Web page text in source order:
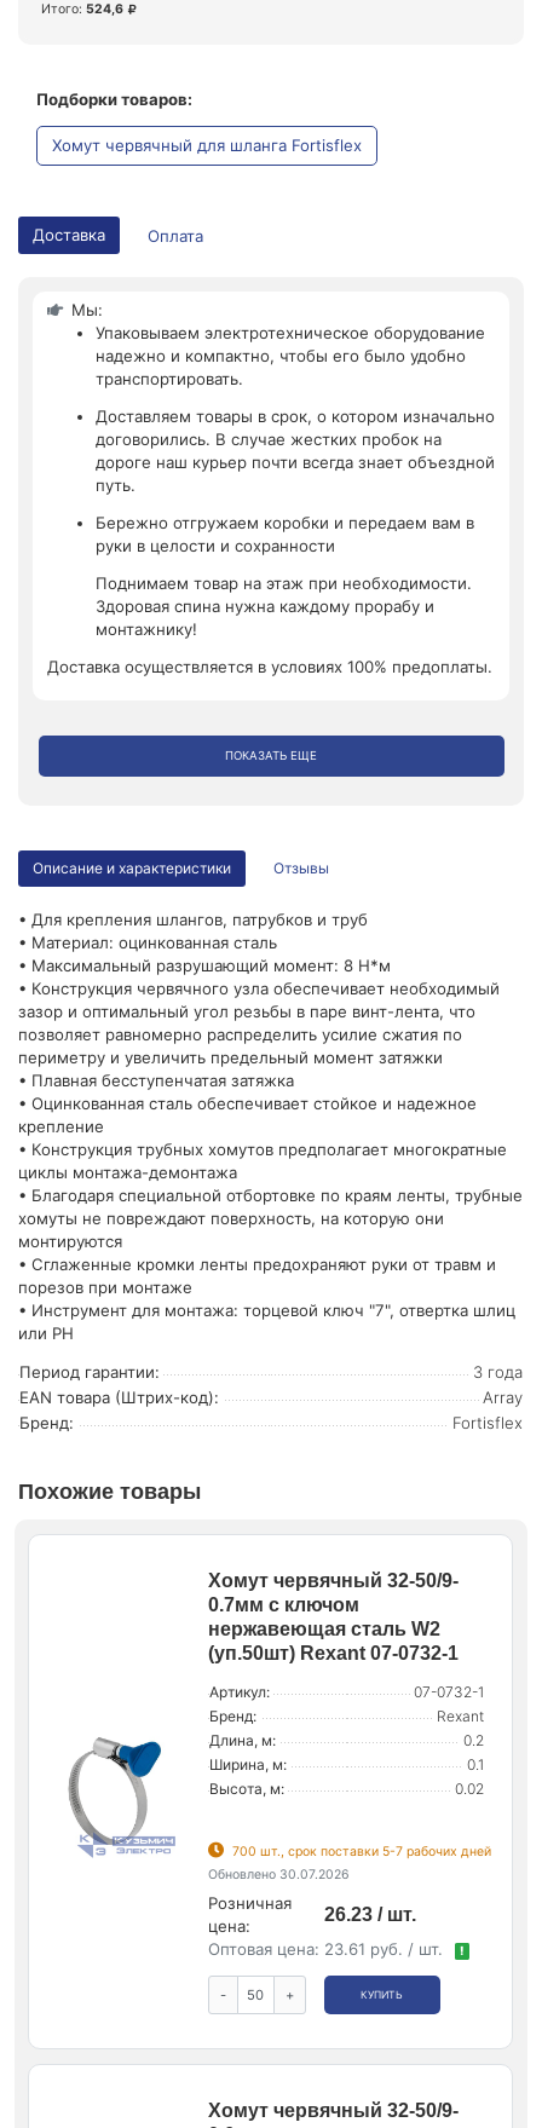
Итого: 524,6
Подборки товаров:
Хомут червячный для шланга Fortisflex
Доставка Оплата
Мы:
Упаковываем электротехническое оборудование
надежно и компактно, чтобы его было удобно
транспортировать.
Доставляем товары в срок, о котором изначально
договорились. В случае жестких пробок на
дороге наш курьер почти всегда знает объездной
путь.
Бережно отгружаем коробки и передаем вам в
руки в целости и сохранности
Поднимаем товар на этаж при необходимости.
Здоровая спина нужна каждому прорабу и
монтажнику!
Доставка осуществляется в условиях 100% предоплаты.
ПОКАЗАТЬ ЕЩЕ
Описание и характеристики Отзывы
• Для крепления шлангов, патрубков и труб
• Материал: оцинкованная сталь
• Максимальный разрушающий момент: 8 Н*м
• Конструкция червячного узла обеспечивает необходимый
зазор и оптимальный угол резьбы в паре винт-лента, что
позволяет равномерно распределить усилие сжатия по
периметру и увеличить предельный момент затяжки
• Плавная бесступенчатая затяжка
• Оцинкованная сталь обеспечивает стойкое и надежное
крепление
• Конструкция трубных хомутов предполагает многократные
циклы монтажа-демонтажа
• Благодаря специальной отбортовке по краям ленты, трубные
хомуты не повреждают поверхность, на которую они
монтируются
• Сглаженные кромки ленты предохраняют руки от травм и
порезов при монтаже
• Инструмент для монтажа: торцевой ключ "7", отвертка шлиц
или PH
Период гарантии:
3 года
EAN товара (Штрих-код):
Array
Бренд:
Fortisflex
Похожие товары
Хомут червячный 32-50/9-
0.7мм с ключом
нержавеющая сталь W2
(уп.50шт) Rexant 07-0732-1
Артикул:
07-0732-1
Бренд:
Rexant
Длина, м:
0.2
Ширина, м:
0.1
Высота, м:
0.02
700 шт., срок поставки 5-7 рабочих дней
Обновлено 30.07.2026
Розничная
цена:
26.23 / шт.
Оптовая цена: 23.61 руб. / шт. !
- + КУПИТЬ
Хомут червячный 32-50/9-